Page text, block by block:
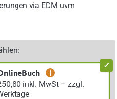
via EDM uvm
i
inkl. MwSt – zzgl.